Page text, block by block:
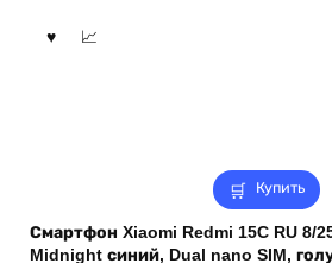
Купить
Смартфон Xiaomi Redmi 15C RU 8/
Midnight синий, Dual nano SIM,